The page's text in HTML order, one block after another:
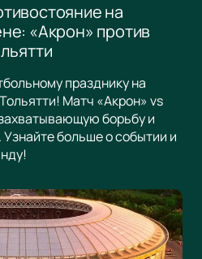
на
«Акрон» против
празднику на
Матч «Акрон» vs
борьбу и
больше о событии и